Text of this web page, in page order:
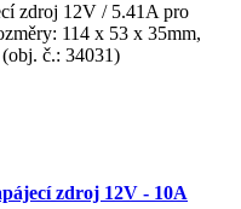
zdroj 12V / 5.41A pro
114 x 53 x 35mm,
č.: 34031)
zdroj 12V - 10A